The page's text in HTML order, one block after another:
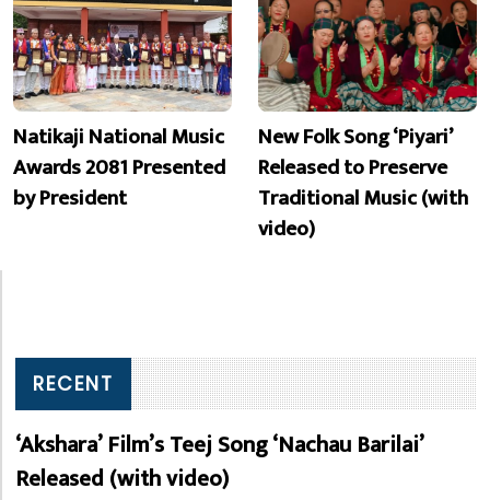
Natikaji National Music
Awards 2081 Presented
by President
New Folk Song ‘Piyari’
Released to Preserve
Traditional Music (with
video)
RECENT
‘Akshara’ Film’s Teej Song ‘Nachau Barilai’
Released (with video)